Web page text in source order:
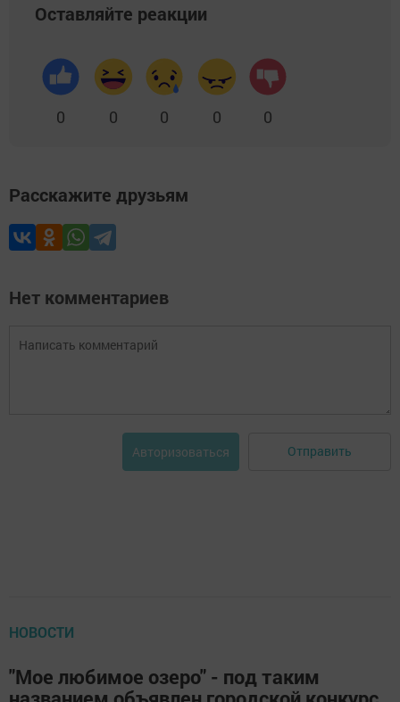
Оставляйте реакции
0 0 0 0 0
Расскажите друзьям
Нет комментариев
Авторизоваться Отправить
НОВОСТИ
"Мое любимое озеро" - под таким